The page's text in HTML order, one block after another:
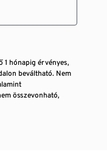
1 hónapig érvényes,
beváltható. Nem
összevonható,